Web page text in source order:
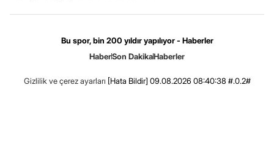
Bu spor, bin 200 yıldır yapılıyor - Haberler
HaberSon DakikaHaberler
Gizlilik ve çerez ayarları [Hata Bildir] 09.08.2026 08:40:38 #.0.2#